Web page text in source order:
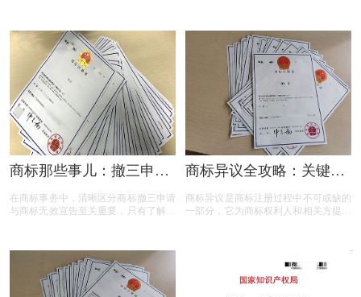
三申请并非随意之举，申请人需要了解
相关要求、目的、法律依据以及可能面
临的失败原因。本文将为您详细解读撤
三申请的要点，帮助您在提出申请时更
加得心应手。
商标那些事儿：撤三申请
在商标事务中，清晰区分商标撤三申请
与商标无效宣告至关重要，只有了解它
上内容能帮助大家更好地理解这两个概
念，从而在商标相关事务中避免不必要
的损失和麻烦。
商标异议全攻略：关键问
商标异议是商标注册过程中不可或缺的
一部分，它为商标权利人和相关方提供
标准，从常见问题到成功率分析，全方
位解读商标异议的关键要点。无论您是
商标申请人还是潜在的异议人，本文都
将为您提供实用的参考和建议，助您在